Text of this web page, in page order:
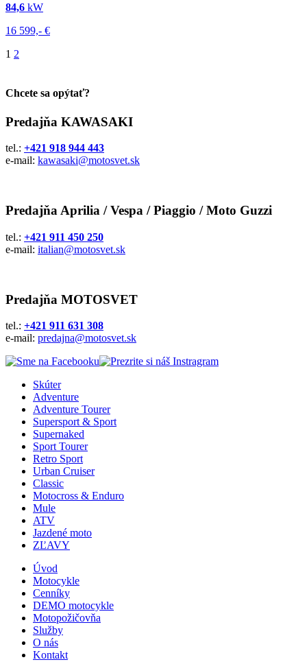
84,6 kW
16 599,- €
1 2
Chcete sa opýtať?
Predajňa KAWASAKI
tel.: +421 918 944 443
e-mail: kawasaki@motosvet.sk
Predajňa Aprilia / Vespa / Piaggio / Moto Guzzi
tel.: +421 911 450 250
e-mail: italian@motosvet.sk
Predajňa MOTOSVET
tel.: +421 911 631 308
e-mail: predajna@motosvet.sk
Skúter
Adventure
Adventure Tourer
Supersport & Sport
Supernaked
Sport Tourer
Retro Sport
Urban Cruiser
Classic
Motocross & Enduro
Mule
ATV
Jazdené moto
ZĽAVY
Úvod
Motocykle
Cenníky
DEMO motocykle
Motopožičovňa
Služby
O nás
Kontakt